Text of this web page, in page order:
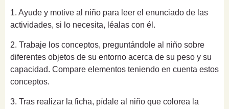
1. Ayude y motive al niño para leer el enunciado de las
actividades, si lo necesita, léalas con él.
2. Trabaje los conceptos, preguntándole al niño sobre
diferentes objetos de su entorno acerca de su peso y su
capacidad. Compare elementos teniendo en cuenta estos
conceptos.
3. Tras realizar la ficha, pídale al niño que colorea la